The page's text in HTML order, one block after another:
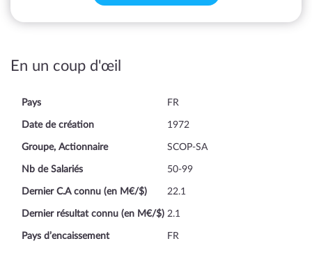
En un coup d'œil
Pays FR
Date de création 1972
Groupe, Actionnaire SCOP-SA
Nb de Salariés 50-99
Dernier C.A connu (en M€/$) 22.1
Dernier résultat connu (en M€/$) 2.1
Pays d’encaissement FR